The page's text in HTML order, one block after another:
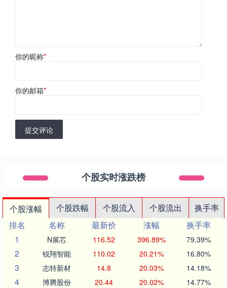
你的昵称*
你的邮箱*
提交评论
个股实时涨跌榜
个股涨幅 个股跌幅 个股流入 个股流出
换手率
排名
名称 最新价 涨幅
换手率
1
N展芯 116.52 396.89% 79.39%
2 锐翔智能 110.02 20.21% 16.80%
3 志特新材 14.8 20.03% 14.18%
4 博腾股份 20.44 20.02% 14.77%